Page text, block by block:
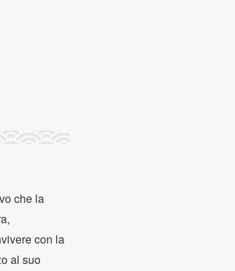
che la
con la
al suo